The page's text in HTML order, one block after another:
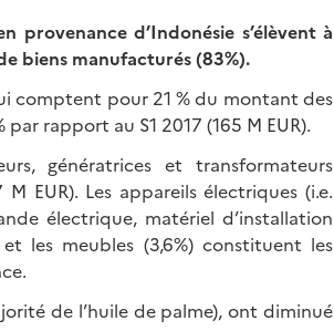
d’Indonésie s’élèvent à
biens manufacturés (83%).
comptent pour 21 % du montant des
rapport au S1 2017 (165 M EUR).
génératrices et transformateurs
EUR). Les appareils électriques (i.e.
électrique, matériel d’installation
les meubles (3,6%) constituent les
de l’huile de palme), ont diminué